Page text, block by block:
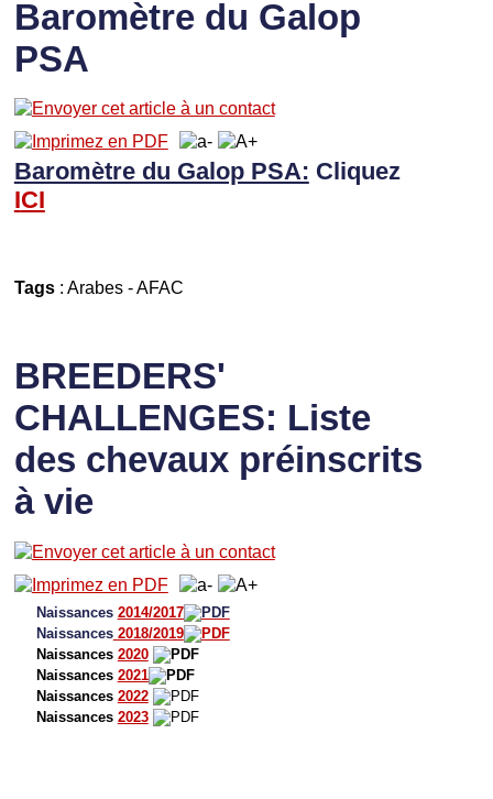
Baromètre du Galop
PSA
Baromètre du Galop PSA: Cliquez
ICI
Tags: Arabes-AFAC
BREEDERS'
CHALLENGES: Liste
des chevaux préinscrits
à vie
Naissances 2014/2017
Naissances2018/2019
Naissances 2020
Naissances 2021
Naissances 2022
Naissances 2023